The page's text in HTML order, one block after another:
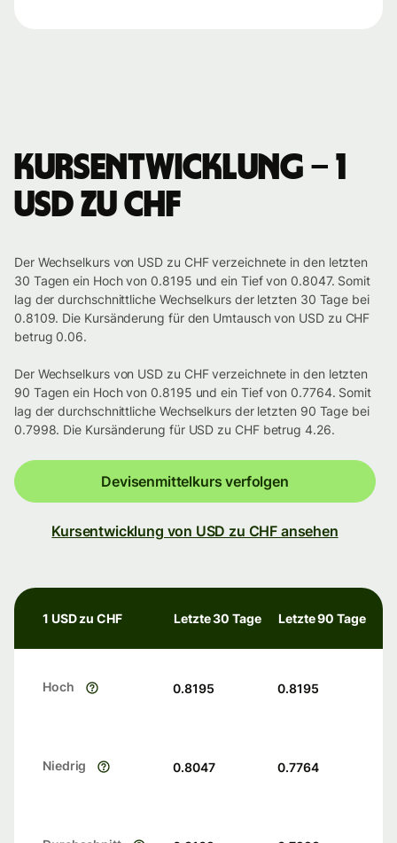
Kursentwicklung – 1
USD zu CHF
Der Wechselkurs von USD zu CHF verzeichnete in den letzten
30 Tagen ein Hoch von 0.8195 und ein Tief von 0.8047. Somit
lag der durchschnittliche Wechselkurs der letzten 30 Tage bei
0.8109. Die Kursänderung für den Umtausch von USD zu CHF
betrug 0.06.
Der Wechselkurs von USD zu CHF verzeichnete in den letzten
90 Tagen ein Hoch von 0.8195 und ein Tief von 0.7764. Somit
lag der durchschnittliche Wechselkurs der letzten 90 Tage bei
0.7998. Die Kursänderung für USD zu CHF betrug 4.26.
Devisenmittelkurs verfolgen
Kursentwicklung von USD zu CHF ansehen
1 USD zu CHF Letzte 30 Tage Letzte 90 Tage
Hoch 0.8195 0.8195
Niedrig 0.8047 0.7764